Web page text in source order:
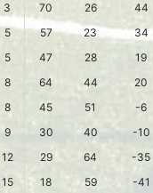
3 70 26
44
5 57 23
34
5 47 28
19
8 64 44
20
8 45 51
-6
9 30 40
-10
12 29 64
-35
15 18 59
-41